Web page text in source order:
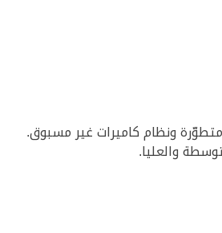
والعليا.